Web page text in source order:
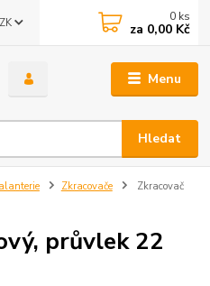
Menu
Hledat
0 ks
za 0,00 Kč
Zkracovače
Zkracovač
průvlek 22